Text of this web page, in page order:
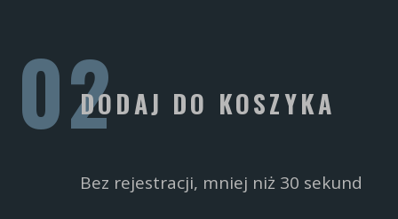
DODAJ DO KOSZYKA
Bez rejestracji, mniej niż 30 sekund